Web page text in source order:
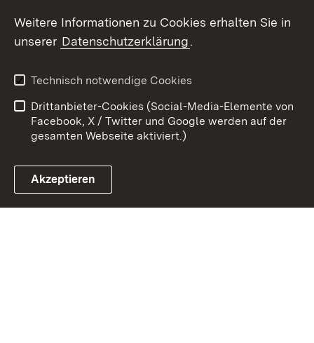
Link zum Landesportal
Kontakt
Impressum
Cookies
Weitere Informationen zu Cookies erhalten Sie in
unserer Datenschutzerklärung.
Technisch notwendige Cookies
Drittanbieter-Cookies (Social-Media-Elemente von
Facebook, X / Twitter und Google werden auf der
gesamten Webseite aktiviert.)
Akzeptieren